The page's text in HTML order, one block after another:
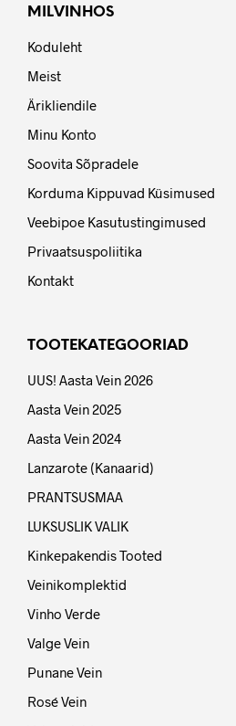
MILVINHOS
Koduleht
Meist
Ärikliendile
Minu Konto
Soovita Sõpradele
Korduma Kippuvad Küsimused
Veebipoe Kasutustingimused
Privaatsuspoliitika
Kontakt
TOOTEKATEGOORIAD
UUS! Aasta Vein 2026
Aasta Vein 2025
Aasta Vein 2024
Lanzarote (Kanaarid)
PRANTSUSMAA
LUKSUSLIK VALIK
Kinkepakendis Tooted
Veinikomplektid
Vinho Verde
Valge Vein
Punane Vein
Rosé Vein